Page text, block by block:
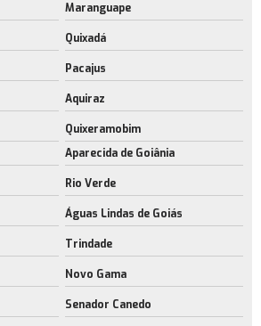
Maranguape
Quixadá
Pacajus
Aquiraz
Quixeramobim
Aparecida de Goiânia
Rio Verde
Águas Lindas de Goiás
Trindade
Novo Gama
Senador Canedo